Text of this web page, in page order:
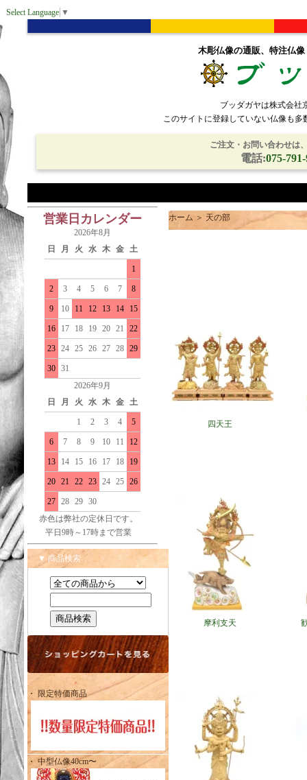
Select Language ▼
木彫仏像の通販、特注仏
ブッダガヤは株式会社
このサイトに登録していない仏像も
ご注文・お問い合わせは
電話:075-
営業日カレンダー
2026年8月
日
月 火 水 木 金 土
1
2 3 4 5 6 7 8
9 10 11 12 13 14 15
16 17 18 19 20 21 22
23 24 25 26 27 28 29
30 31
2026年9月
日
月 火 水 木 金 土
1 2 3 4 5
6 7 8 9 10 11 12
13 14 15 16 17 18 19
20 21 22 23 24 25 26
27 28 29 30
赤色は弊社の定休日です。
平日9時～17時まで営業
▼ 商品検索
・ 限定特価商品
・ 中型仏像40cm〜
ホーム ＞ 天の部
四天王
摩利支天